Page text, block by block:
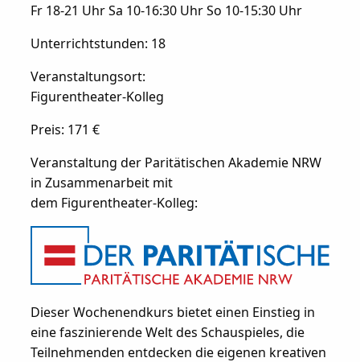
Fr 18-21 Uhr Sa 10-16:30 Uhr So 10-15:30 Uhr
Unterrichtstunden: 18
Veranstaltungsort:
Figurentheater-Kolleg
Preis: 171 €
Veranstaltung der Paritätischen Akademie NRW
in Zusammenarbeit mit
dem Figurentheater-Kolleg:
Dieser Wochenendkurs bietet einen Einstieg in
eine faszinierende Welt des Schauspieles, die
Teilnehmenden entdecken die eigenen kreativen